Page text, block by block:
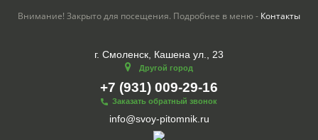
Внимание! Закрыто для посещения. Подробнее в меню - Контакты
г. Смоленск, Кашена ул., 23
Другой город
+7 (931) 009-29-16
Заказать обратный звонок
info@svoy-pitomnik.ru